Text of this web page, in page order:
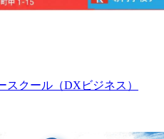
スクール（DXビジネス）